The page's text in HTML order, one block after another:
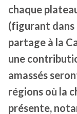
chaque
(figurant dans
partage à la
une
amassés
régions où la
présente,